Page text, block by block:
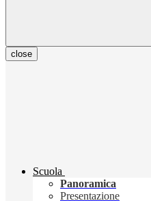
close
Scuola
Panoramica
Presentazione